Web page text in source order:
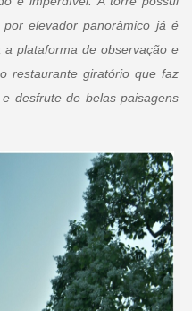
elevador panorâmico já é
plataforma de observação e
restaurante giratório que faz
desfrute de belas paisagens